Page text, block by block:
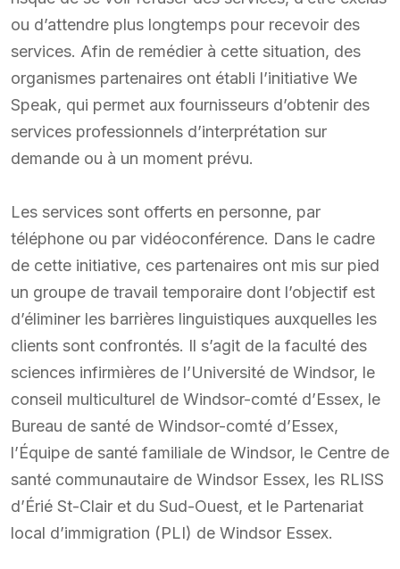
ou d’attendre plus longtemps pour recevoir des
services. Afin de remédier à cette situation, des
organismes partenaires ont établi l’initiative We
Speak, qui permet aux fournisseurs d’obtenir des
services professionnels d’interprétation sur
demande ou à un moment prévu.
Les services sont offerts en personne, par
téléphone ou par vidéoconférence. Dans le cadre
de cette initiative, ces partenaires ont mis sur pied
un groupe de travail temporaire dont l’objectif est
d’éliminer les barrières linguistiques auxquelles les
clients sont confrontés. Il s’agit de la faculté des
sciences infirmières de l’Université de Windsor, le
conseil multiculturel de Windsor-comté d’Essex, le
Bureau de santé de Windsor-comté d’Essex,
l’Équipe de santé familiale de Windsor, le Centre de
santé communautaire de Windsor Essex, les RLISS
d’Érié St-Clair et du Sud-Ouest, et le Partenariat
local d’immigration (PLI) de Windsor Essex.